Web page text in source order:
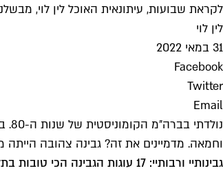
לקראת שבועות, עיתונאית האוכל לין לוי,
לין לוי
31 במאי 2022
Facebook
Twitter
Email
וחמאה. מדמיינים את זה? גבינה צהובה
גבינותיי ורבותיי: 17 עוגות הגבינה הכי טובות בתל אביב